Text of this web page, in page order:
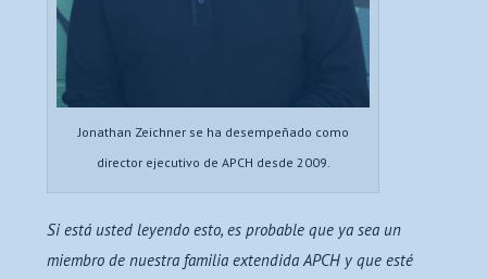
Jonathan Zeichner se ha desempeñado como
director ejecutivo de APCH desde 2009.
Si está usted leyendo esto, es probable que ya sea un
miembro de nuestra familia extendida APCH y que esté